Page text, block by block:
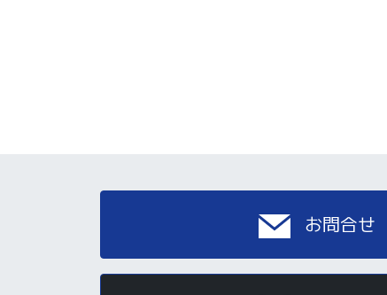
お問合せ